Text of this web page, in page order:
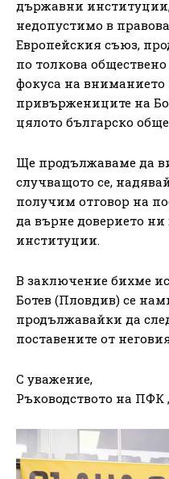
държавни
недопустимо в
Европейския съюз,
по толкова
фокуса на вниманието
привържениците на
цялото българско
Ще продължаваме да
случващото се,
получим отговор на
да върне доверието ни
институции.
В заключение бихме
Ботев (Пловдив) се
продължавайки да
поставените от
С уважение,
Ръководството на ПФК